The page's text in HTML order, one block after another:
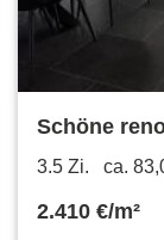
Schöne
aktraktiver
3.5 Zi. ca.
2.410 €/m²